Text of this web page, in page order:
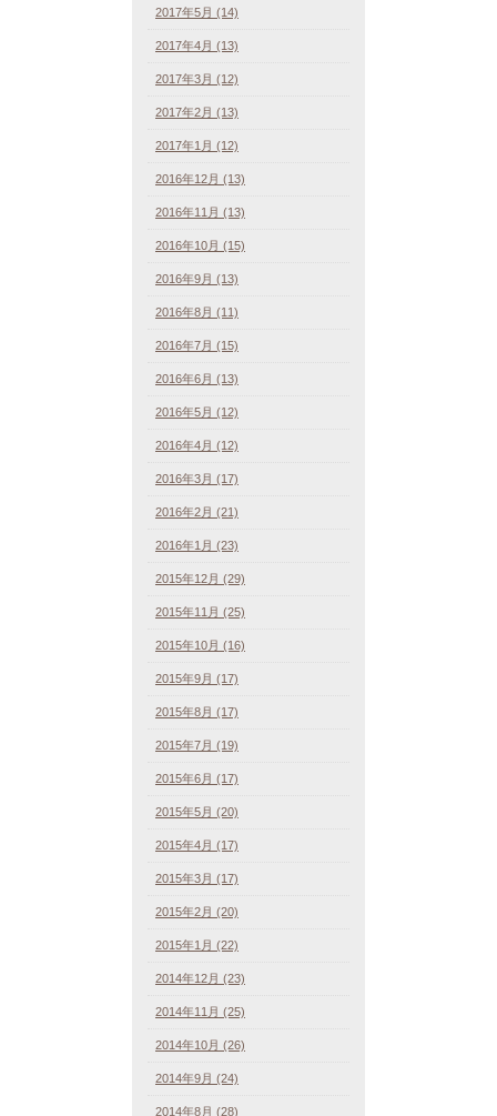
2017年5月 (14)
2017年4月 (13)
2017年3月 (12)
2017年2月 (13)
2017年1月 (12)
2016年12月 (13)
2016年11月 (13)
2016年10月 (15)
2016年9月 (13)
2016年8月 (11)
2016年7月 (15)
2016年6月 (13)
2016年5月 (12)
2016年4月 (12)
2016年3月 (17)
2016年2月 (21)
2016年1月 (23)
2015年12月 (29)
2015年11月 (25)
2015年10月 (16)
2015年9月 (17)
2015年8月 (17)
2015年7月 (19)
2015年6月 (17)
2015年5月 (20)
2015年4月 (17)
2015年3月 (17)
2015年2月 (20)
2015年1月 (22)
2014年12月 (23)
2014年11月 (25)
2014年10月 (26)
2014年9月 (24)
2014年8月 (28)